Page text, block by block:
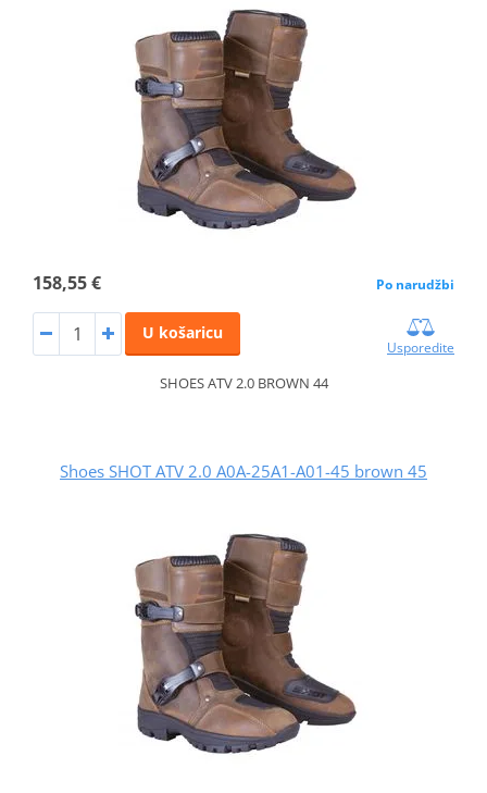
158,55 € Po narudžbi
U košaricu
Usporedite
SHOES ATV 2.0 BROWN 44
Shoes SHOT ATV 2.0 A0A-25A1-A01-45 brown 45